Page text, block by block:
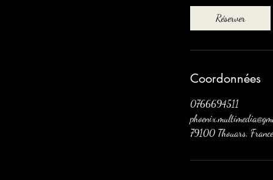
Réserver
Coordonnées
0766694511
79100 Thouars, France